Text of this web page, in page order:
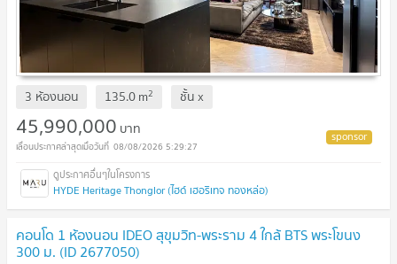
3 ห้องนอน 135.0m2 ชั้นx
45,990,000 บาท
08/08/2026 5:29:27
HYDE Heritage Thonglor (ไฮด์ เฮอริเทจ ทองหล่อ)
คอนโด 1 ห้องนอน IDEO สุขุมวิท-พระราม 4 ใกล้ BTS พระโขนง
300 ม. (ID 2677050)